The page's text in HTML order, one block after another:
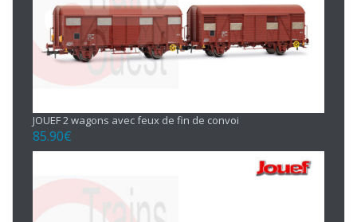
JOUEF 2 wagons avec feux de fin de convoi
85.90€